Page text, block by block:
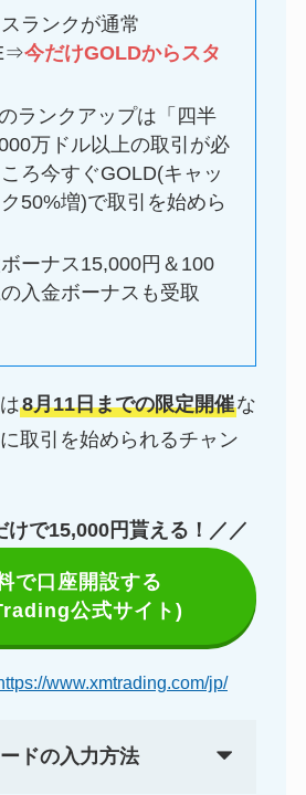
ランクが通常
今だけGOLDからスタ
ランクアップは「四半
万ドル以上の取引が必
ろ今すぐGOLD(キャッ
50%増)で取引を始めら
ーナス15,000円＆100
入金ボーナスも受取
8月11日までの限定開催な
取引を始められるチャン
けで15,000円貰える！／／
で口座開設する
公式サイト)
www.xmtrading.com/jp/
ドの入力方法